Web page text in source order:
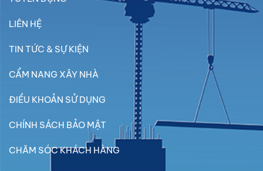
LIÊN HỆ
TIN TỨC & SỰ KIỆN
CẨM NANG XÂY NHÀ
ĐIỀU KHOẢN SỬ DỤNG
CHÍNH SÁCH BẢO MẬT
CHĂM SÓC KHÁCH HÀNG